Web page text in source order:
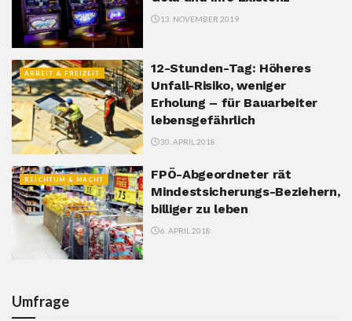
13. NOVEMBER 2019
ARBEIT & FREIZEIT
12-Stunden-Tag: Höheres
Unfall-Risiko, weniger
Erholung – für Bauarbeiter
lebensgefährlich
30. APRIL 2018
REICHTUM & MACHT
FPÖ-Abgeordneter rät
Mindestsicherungs-Beziehern,
billiger zu leben
6. APRIL 2018
Umfrage